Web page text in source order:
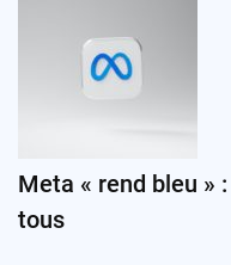
Meta « rend bleu »
tous